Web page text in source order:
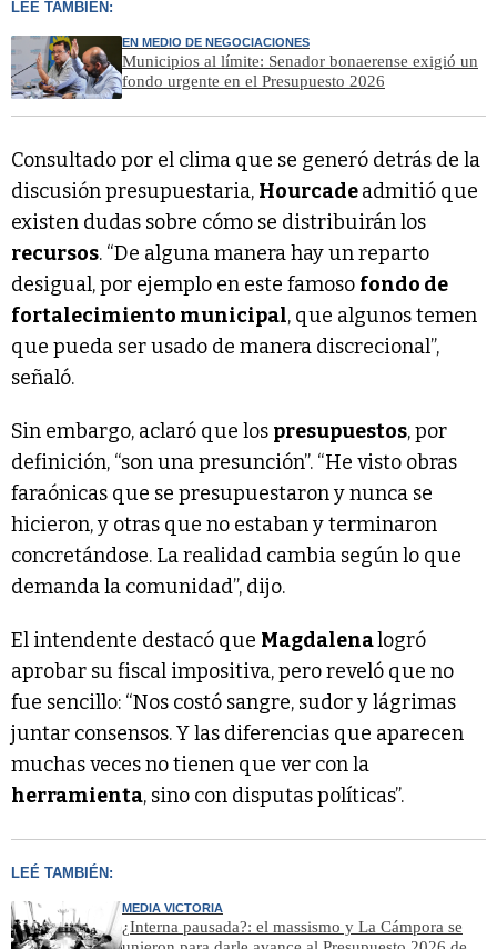
LEÉ TAMBIÉN:
EN MEDIO DE NEGOCIACIONES
Municipios al límite: Senador bonaerense exigió un
fondo urgente en el Presupuesto 2026
Consultado por el clima que se generó detrás de la
discusión presupuestaria, Hourcadeadmitió que
existen dudas sobre cómo se distribuirán los
recursos. “De alguna manera hay un reparto
desigual, por ejemplo en este famoso fondo de
fortalecimiento municipal, que algunos temen
que pueda ser usado de manera discrecional”,
señaló.
Sin embargo, aclaró que los presupuestos, por
definición, “son una presunción”. “He visto obras
faraónicas que se presupuestaron y nunca se
hicieron, y otras que no estaban y terminaron
concretándose. La realidad cambia según lo que
demanda la comunidad”, dijo.
El intendente destacó que Magdalenalogró
aprobar su fiscal impositiva, pero reveló que no
fue sencillo: “Nos costó sangre, sudor y lágrimas
juntar consensos. Y las diferencias que aparecen
muchas veces no tienen que ver con la
herramienta, sino con disputas políticas”.
LEÉ TAMBIÉN:
MEDIA VICTORIA
¿Interna pausada?: el massismo y La Cámpora se